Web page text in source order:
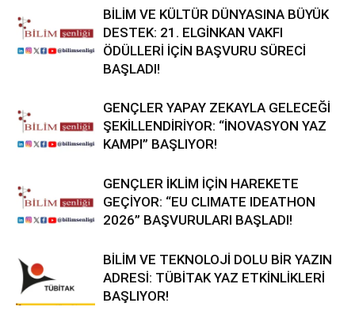
BİLİM VE KÜLTÜR DÜNYASINA BÜYÜK
DESTEK: 21. ELGİNKAN VAKFI
ÖDÜLLERİ İÇİN BAŞVURU SÜRECİ
BAŞLADI!
GENÇLER YAPAY ZEKAYLA GELECEĞİ
ŞEKİLLENDİRİYOR: “İNOVASYON YAZ
KAMPI” BAŞLIYOR!
GENÇLER İKLİM İÇİN HAREKETE
GEÇİYOR: “EU CLIMATE IDEATHON
2026” BAŞVURULARI BAŞLADI!
BİLİM VE TEKNOLOJİ DOLU BİR YAZIN
ADRESİ: TÜBİTAK YAZ ETKİNLİKLERİ
BAŞLIYOR!